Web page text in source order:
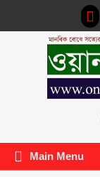
Main Menu